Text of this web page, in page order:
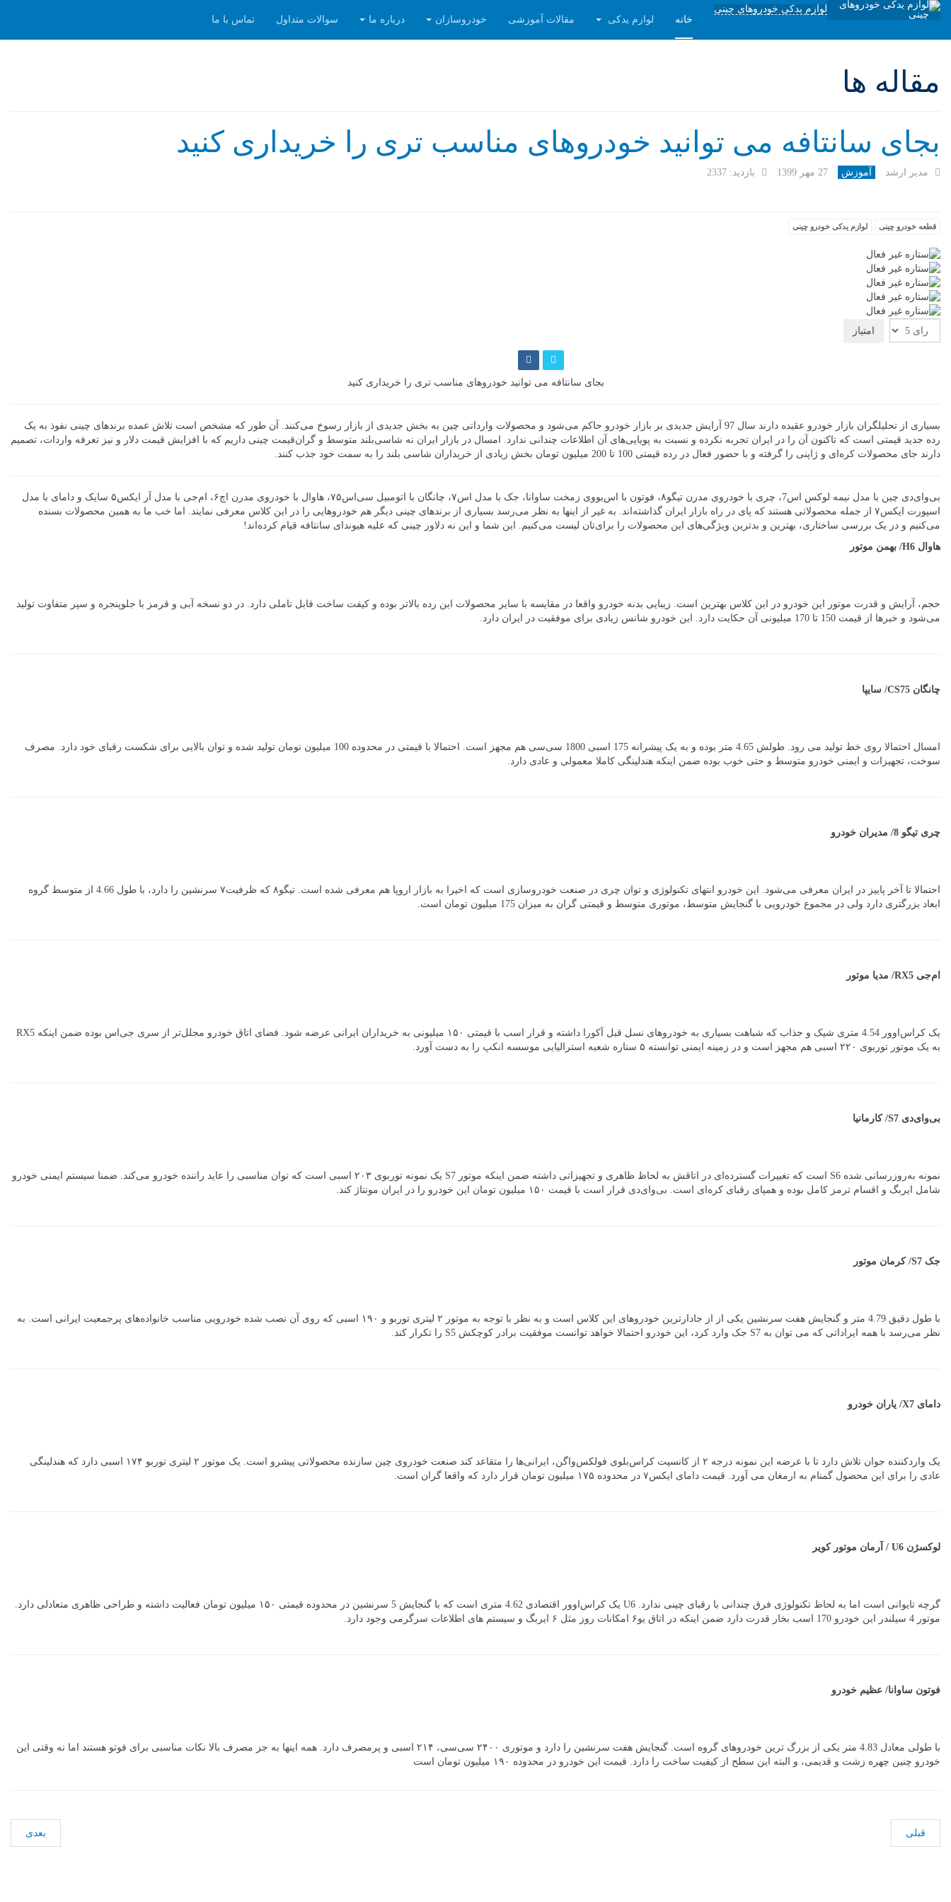
لوازم یدکی خودروهای چینی
خانه
لوازم یدکی مقالات آموزشی خودروسازان درباره ما سوالات متداول تماس با ما
مقاله ها
بجای سانتافه می توانید خودروهای مناسب تری را خریداری کنید
مدیر ارشد آموزش 27 مهر 1399 بازدید: 2337
قطعه خودرو چینی لوازم یدکی خودرو چینی
لطفا
رای
بجای سانتافه می توانید خودروهای مناسب تری را خریداری کنید
بسیاری از تحلیلگران بازار خودرو عقیده دارند سال 97 آرایش جدیدی بر بازار خودرو حاکم می‌شود و محصولات وارداتی چین به بخش جدیدی از بازار رسوخ می‌کنند. آن طور که مشخص است تلاش عمده برندهای چینی نفوذ به یک
رده جدید قیمتی است که تاکنون آن را در ایران تجربه نکرده و نسبت به پویایی‌های آن اطلاعات چندانی ندارد. امسال در بازار ایران نه شاسی‌بلند متوسط و گران‌قیمت چینی داریم که با افزایش قیمت دلار و نیز تعرفه واردات، تصمیم
دارند جای محصولات کره‌ای و ژاپنی را گرفته و با حضور فعال در رده قیمتی 100 تا 200 میلیون تومان بخش زیادی از خریداران شاسی بلند را به سمت خود جذب کنند.
بی‌وای‌دی چین با مدل نیمه لوکس اس7، چری با خودروی مدرن تیگو۸، فوتون با اس‌یووی زمخت ساوانا، جک با مدل اس۷، چانگان با اتومبیل سی‌اس۷۵، هاوال با خودروی مدرن اچ۶، ام‌جی با مدل آر ایکس۵ سایک و دامای با مدل
اسپورت ایکس۷ از جمله محصولاتی هستند که پای در راه بازار ایران گذاشته‌اند. به غیر از اینها به نظر می‌رسد بسیاری از برندهای چینی دیگر هم خودروهایی را در این کلاس معرفی نمایند. اما خب ما به همین محصولات بسنده
می‌کنیم و در یک بررسی ساختاری، بهترین و بدترین ویژگی‌های این محصولات را برای‌تان لیست می‌کنیم. این شما و این نه دلاور چینی که علیه هیوندای سانتافه قیام کرده‌اند!
هاوال H6/ بهمن موتور
حجم، آرایش و قدرت موتور این خودرو در این کلاس بهترین است. زیبایی بدنه خودرو واقعا در مقایسه با سایر محصولات این رده بالاتر بوده و کیفت ساخت قابل تاملی دارد. در دو نسخه آبی و قرمز با جلوپنجره و سپر متفاوت تولید
می‌شود و خبرها از قیمت 150 تا 170 میلیونی آن حکایت دارد. این خودرو شانس زیادی برای موفقیت در ایران دارد.
چانگان CS75/ سایپا
امسال احتمالا روی خط تولید می رود. طولش 4.65 متر بوده و به یک پیشرانه 175 اسبی 1800 سی‌سی هم مجهز است. احتمالا با قیمتی در محدوده 100 میلیون تومان تولید شده و توان بالایی برای شکست رقبای خود دارد. مصرف
سوخت، تجهیزات و ایمنی خودرو متوسط و حتی خوب بوده ضمن اینکه هندلینگی کاملا معمولی و عادی دارد.
چری تیگو 8/ مدیران خودرو
احتمالا تا آخر پاییز در ایران معرفی می‌شود. این خودرو انتهای تکنولوژی و توان چری در صنعت خودروسازی است که اخیرا به بازار اروپا هم معرفی شده است. تیگو۸ که ظرفیت۷ سرنشین را دارد، با طول 4.66 از متوسط گروه
ابعاد بزرگتری دارد ولی در مجموع خودرویی با گنجایش متوسط، موتوری متوسط و قیمتی گران به میزان 175 میلیون تومان است.
ام‌جی RX5/ مدیا موتور
یک کراس‌اوور 4.54 متری شیک و جذاب که شباهت بسیاری به خودروهای نسل قبل آکورا داشته و قرار اسب با قیمتی ۱۵۰ میلیونی به خریداران ایرانی عرضه شود. فضای اتاق خودرو مجلل‌تر از سری جی‌اس بوده ضمن اینکه RX5
به یک موتور توربوی ۲۲۰ اسبی هم مجهز است و در زمینه ایمنی توانسته ۵ ستاره شعبه استرالیایی موسسه انکپ را به دست آورد.
بی‌وای‌دی S7/ کارمانیا
نمونه به‌روزرسانی شده S6 است که تغییرات گسترده‌ای در اتاقش به لحاظ ظاهری و تجهیزاتی داشته ضمن اینکه موتور S7 یک نمونه توربوی ۲۰۳ اسبی است که توان مناسبی را عاید راننده خودرو می‌کند. ضمنا سیستم ایمنی خودرو
شامل ایربگ و اقسام ترمز کامل بوده و همپای رقبای کره‌ای است. بی‌وای‌دی قرار است با قیمت ۱۵۰ میلیون تومان این خودرو را در ایران مونتاژ کند.
جک S7/ کرمان موتور
با طول دقیق 4.79 متر و گنجایش هفت سرنشین یکی از از جادارترین خودروهای این کلاس است و به نظر با توجه به موتور ۲ لیتری توربو و ۱۹۰ اسبی که روی آن نصب شده خودرویی مناسب خانواده‌های پرجمعیت ایرانی است. به
نظر می‌رسد با همه ایراداتی که می توان به S7 جک وارد کرد، این خودرو احتمالا خواهد توانست موفقیت برادر کوچکش S5 را تکرار کند.
دامای X7/ یاران خودرو
یک واردکننده جوان تلاش دارد تا با عرضه این نمونه درجه ۲ از کانسپت کراس‌بلوی فولکس‌واگن، ایرانی‌ها را متقاعد کند صنعت خودروی چین سازنده محصولاتی پیشرو است. یک موتور ۲ لیتری توربو ۱۷۴ اسبی دارد که هندلینگی
عادی را برای این محصول گمنام به ارمغان می آورد. قیمت دامای ایکس۷ در محدوده ۱۷۵ میلیون تومان قرار دارد که واقعا گران است.
لوکسژن U6 / آرمان موتور کویر
گرچه تایوانی است اما به لحاظ تکنولوژی فرق چندانی با رقبای چینی ندارد. U6 یک کراس‌اوور اقتصادی 4.62 متری است که با گنجایش 5 سرنشین در محدوده قیمتی ۱۵۰ میلیون تومان فعالیت داشته و طراحی ظاهری متعادلی دارد.
موتور 4 سیلندر این خودرو 170 اسب بخار قدرت دارد ضمن اینکه در اتاق یو۶ امکانات روز مثل ۶ ایربگ و سیستم های اطلاعات سرگرمی وجود دارد.
فوتون ساوانا/ عظیم خودرو
با طولی معادل 4.83 متر یکی از بزرگ ترین خودروهای گروه است. گنجایش هفت سرنشین را دارد و موتوری ۲۴۰۰ سی‌سی، ۲۱۴ اسبی و پرمصرف دارد. همه اینها به جز مصرف بالا نکات مناسبی برای فوتو هستند اما نه وقتی این
خودرو چنین چهره زشت و قدیمی، و البته این سطح از کیفیت ساخت را دارد. قیمت این خودرو در محدوده ۱۹۰ میلیون تومان است
قبلی بعدی